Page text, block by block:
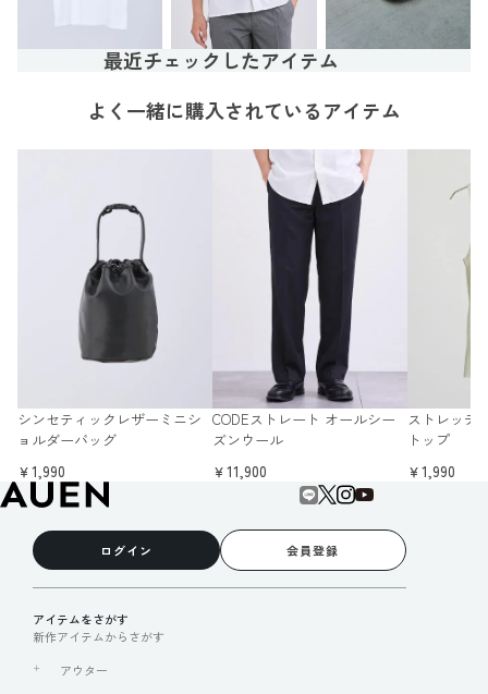
最近チェックしたアイテム
よく一緒に購入されているアイテム
シンセティックレザーミニシ
ョルダーバッグ
￥1,990
CODEストレート オールシー
ズンウール
￥11,900
ストレッチ
トップ
￥1,990
ログイン 会員登録
アイテムをさがす
新作アイテムからさがす
アウター